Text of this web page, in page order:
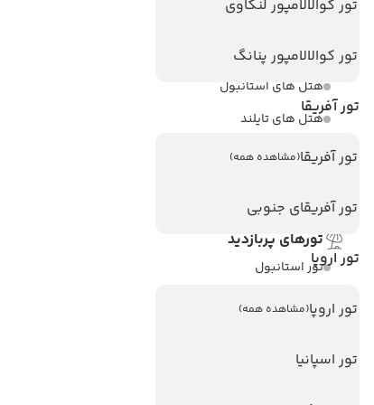
تور کوالالامپور لنکاوی
تور کوالالامپور پنانگ
تور آفریقا
تور آفریقا(مشاهده همه)
تور آفریقای جنوبی
تور اروپا
تور اروپا(مشاهده همه)
تور اسپانیا
هتل های آنتالیا
هتل های استانبول
هتل های تایلند
هتل های اندونزی
تورهای پربازدید
تور استانبول
تور آنتالیا
تور بالی